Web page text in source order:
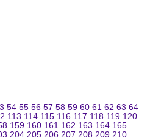
54 55 56 57 58 59 60 61 62 63 64
113 114 115 116 117 118 119 120
159 160 161 162 163 164 165
204 205 206 207 208 209 210